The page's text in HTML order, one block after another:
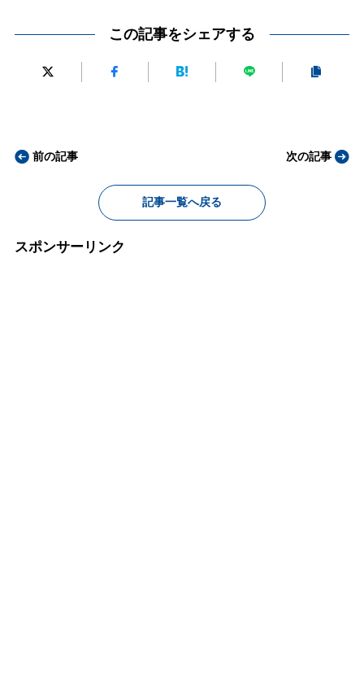
この記事をシェアする
前の記事
記事一覧へ戻る
次の記事
スポンサーリンク